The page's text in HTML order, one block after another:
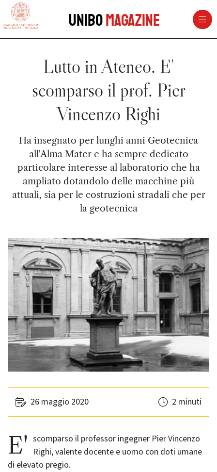
vai al contenuto della pagina
UniboMagazine
Lutto in Ateneo. E'
scomparso il prof. Pier
Vincenzo Righi
Ha insegnato per lunghi anni Geotecnica
all'Alma Mater e ha sempre dedicato
particolare interesse al laboratorio che ha
ampliato dotandolo delle macchine più
attuali, sia per le costruzioni stradali che per
la geotecnica
26 maggio 2020 2 minuti
E' scomparso il professor ingegner Pier Vincenzo Righi, valente docente e uomo con doti umane
di elevato pregio.